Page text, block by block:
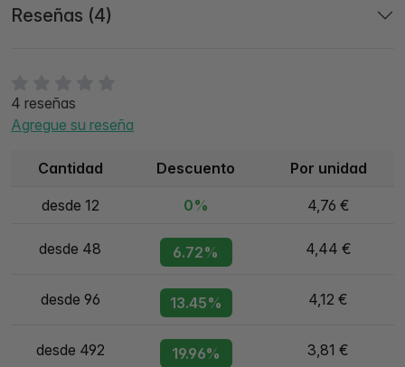
4 reseñas
Agregue su reseña
Cantidad Descuento Por unidad
desde 12 0% 4,76 €
desde 48 6.72% 4,44 €
desde 96 13.45% 4,12 €
desde 492 19.96% 3,81 €
Reseñas (4)